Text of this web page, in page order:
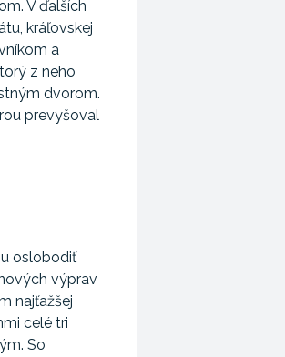
V ďalších
kráľovskej
a
z neho
dvorom.
prevyšoval
oslobodiť
výprav
najťažšej
celé tri
So